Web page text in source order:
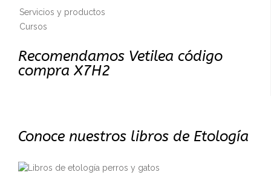
Servicios y productos
Cursos
Recomendamos Vetilea código
compra X7H2
Conoce nuestros libros de Etología